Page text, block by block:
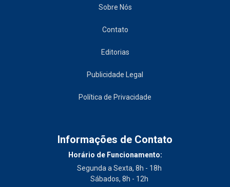
Sobre Nós
Contato
Editorias
Publicidade Legal
Política de Privacidade
Informações de Contato
Horário de Funcionamento:
Segunda a Sexta, 8h - 18h
Sábados, 8h - 12h